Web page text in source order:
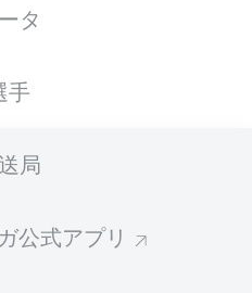
タ
手
局
公式アプリ